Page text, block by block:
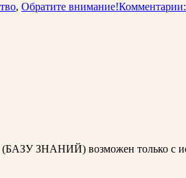
, Обратите внимание!
(БАЗУ ЗНАНИЙ) возможен только с